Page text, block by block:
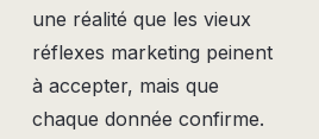
une réalité que les vieux
réflexes marketing peinent
à accepter, mais que
chaque donnée confirme.